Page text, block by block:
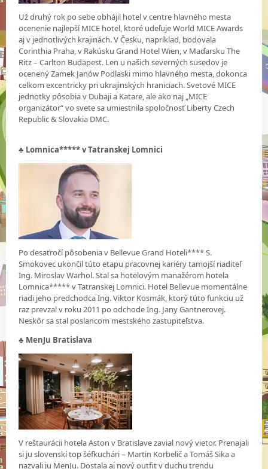
Už druhý rok po sebe obhájil hotel v centre hlavného mesta
ocenenie najlepší MICE hotel, ktoré udeľuje World MICE Awards
aj v jednotlivých krajinách. V Česku, napríklad, bodovala
Corinthia Praha, v Rakúsku Grand Hotel Wien, v Maďarsku The
Ritz – Carlton Budapest. Len u našich severných susedov je
ocenený Zamek Janów Podlaski mimo hlavného mesta, dokonca
celkom excentricky pri ukrajinských hraniciach. Svetové MICE
jednotky pôsobia v Dubaji a Katare, ale ako naj „MICE
organizátor“ vo svete sa umiestnila spoločnosť Liberty Czech
Republic & Slovakia DMC.
♣ Lomnica***** v Tatranskej Lomnici
Po desaťročí pôsobenia v Bellevue Grand Hoteli**** S.
Smokovec ukončil túto etapu pracovnej kariéry tamojší riaditeľ
Ing. Miroslav Warhol. Stal sa hotelovým manažérom hotela
Lomnica***** v Tatranskej Lomnici. Hotel Bellevue momentálne
riadi jeho predchodca Ing. Viktor Kosmák, ktorý túto funkciu už
raz prevzal v roku 2011 po odchode Ing. Jany Gantnerovej.
Neskôr sa stal poslancom mestského zastupiteľstva.
♣ MenJu Bratislava
V reštaurácii hotela Aston v Bratislave zavial nový vietor. Prenajali
si ju slovenskí top šéfkuchári – Martin Korbelič a Tomáš Sika a
nazvali ju MenJu. Dostala aj nový outfit v duchu trendu